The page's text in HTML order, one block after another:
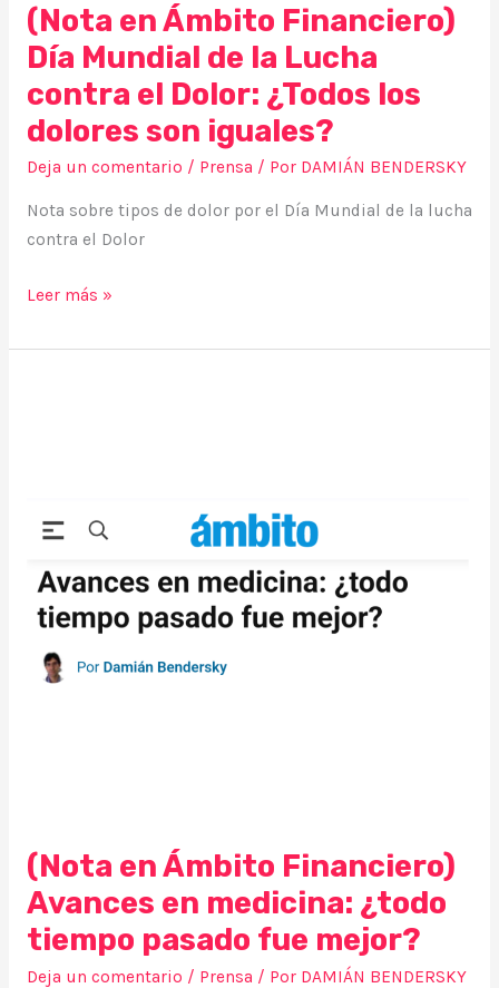
(Nota en Ámbito Financiero)
Día Mundial de la Lucha
contra el Dolor: ¿Todos los
dolores son iguales?
Deja un comentario / Prensa / Por DAMIÁN BENDERSKY
Nota sobre tipos de dolor por el Día Mundial de la lucha
contra el Dolor
son
iguales?
Leer más »
(Nota en Ámbito Financiero)
Avances en medicina: ¿todo
tiempo pasado fue mejor?
Deja un comentario / Prensa / Por DAMIÁN BENDERSKY
en
¿todo
tiempo
pasado
fue